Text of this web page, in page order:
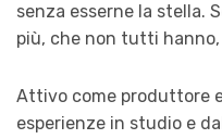
senza esserne la stella.
più, che non tutti hanno,
Attivo come produttore
esperienze in studio e